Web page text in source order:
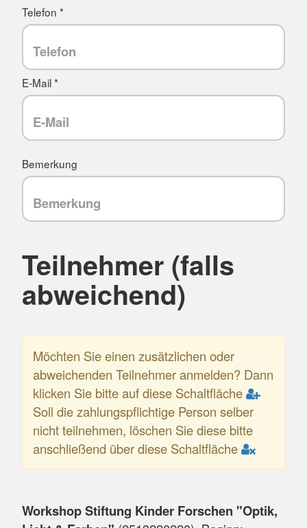
Telefon *
E-Mail *
Bemerkung
Teilnehmer (falls
abweichend)
Möchten Sie einen zusätzlichen oder
abweichenden Teilnehmer anmelden? Dann
klicken Sie bitte auf diese Schaltfläche
Soll die zahlungspflichtige Person selber
nicht teilnehmen, löschen Sie diese bitte
anschließend über diese Schaltfläche
Workshop Stiftung Kinder Forschen "Optik,